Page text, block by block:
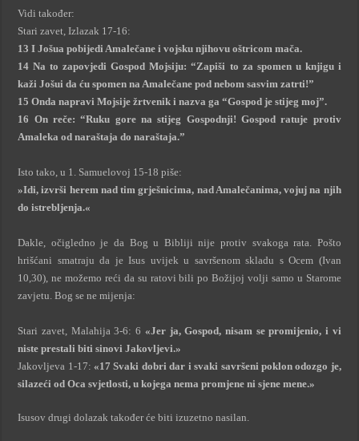
Vidi također:
Stari zavet, Izlazak 17-16:
13 I Jošua pobijedi Amalečane i vojsku njihovu oštricom mača.
14 Na to zapovjedi Gospod Mojsiju: “Zapiši to za spomen u knjigu i
kaži Jošui da ću spomen na Amalečane pod nebom sasvim zatrti!”
15 Onda napravi Mojsije žrtvenik i nazva ga “Gospod je stijeg moj”.
16 On reče: “Ruku gore na stijeg Gospodnji! Gospod ratuje protiv
Amaleka od naraštaja do naraštaja.”
Isto tako, u 1. Samuelovoj 15-18 piše:
»Idi, izvrši herem nad tim grješnicima, nad Amalečanima, vojuj na njih
do istrebljenja.«
Dakle, očigledno je da Bog u Bibliji nije protiv svakoga rata. Pošto
hrišćani smatraju da je Isus uvijek u savršenom skladu s Ocem (Ivan
10,30), ne možemo reći da su ratovi bili po Božijoj volji samo u Starome
zavjetu. Bog se ne mijenja:
Stari zavet, Malahija 3-6: 6 «Jer ja, Gospod, nisam se promijenio, i vi
niste prestali biti sinovi Jakovljevi.»
Jakovljeva 1-17:«17 Svaki dobri dar i svaki savršeni poklon odozgo je,
silazeći od Oca svjetlosti, u kojega nema promjene ni sjene mene.»
Isusov drugi dolazak također će biti izuzetno nasilan.